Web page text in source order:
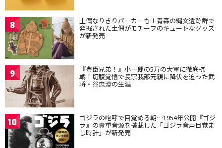
8 土偶なりきりパーカーも！青森の縄文遺跡群で
発掘された土偶がモチーフのキュートなグッズ
が新発売
9 『豊臣兄弟！』小一郎の5万の大軍に徹底抗
戦！切腹覚悟で長宗我部元親に降伏を迫った武
将・谷忠澄の生涯
10 ゴジラの咆哮で目覚める朝…1954年公開『ゴジ
ラ』の貴重音源を搭載した「ゴジラ音声目覚ま
し時計」が新発売